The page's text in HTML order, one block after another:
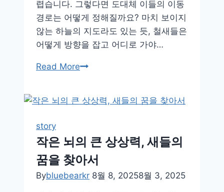
렵습니다. 그렇다면 도대체 이들의 이동
경로는 어떻게 정해질까요? 마치 보이지
않는 하늘의 지도라도 있는 듯, 철새들은
어떻게 방향을 잡고 어디로 가야…
Read More지
기
서
유
전
story
작은 뇌의 큰 상상력, 새들의
꿈을 찾아서
Bybluebearkr 8월 8, 20258월 3, 2025